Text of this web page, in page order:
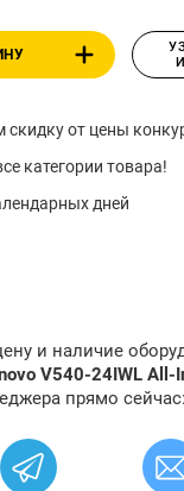
от цены
категории товара!
дней
и наличие
V540-24IWL All-
прямо сейчас: